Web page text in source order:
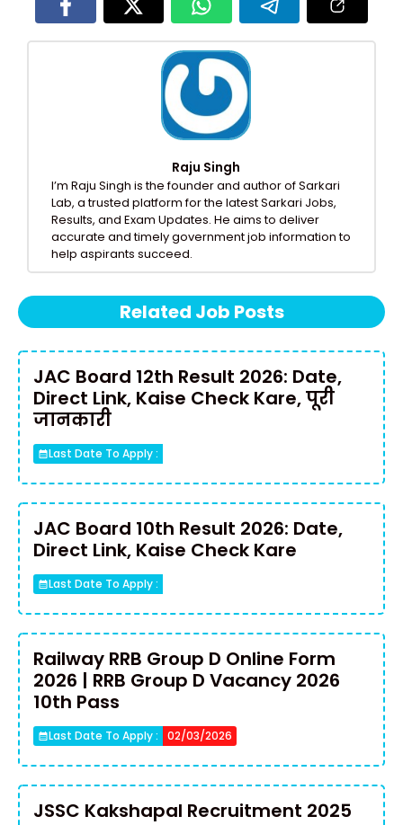
Raju Singh
I’m Raju Singh is the founder and author of Sarkari
Lab, a trusted platform for the latest Sarkari Jobs,
Results, and Exam Updates. He aims to deliver
accurate and timely government job information to
help aspirants succeed.
Related Job Posts
JAC Board 12th Result 2026: Date,
Direct Link, Kaise Check Kare, पूरी
जानकारी
Last Date To Apply :
JAC Board 10th Result 2026: Date,
Direct Link, Kaise Check Kare
Last Date To Apply :
Railway RRB Group D Online Form
2026 | RRB Group D Vacancy 2026
10th Pass
Last Date To Apply : 02/03/2026
JSSC Kakshapal Recruitment 2025